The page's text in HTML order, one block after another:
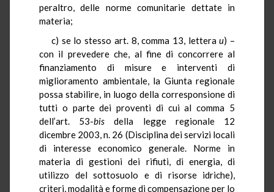
peraltro, delle norme comunitarie dettate in
materia;
c) se lo stesso art. 8, comma 13, letterau) –
con il prevedere che, al fine di concorrere al
finanziamento di misure e interventi di
miglioramento ambientale, la Giunta regionale
possa stabilire, in luogo della corresponsione di
tutti o parte dei proventi di cui al comma 5
dell’art. 53-bisdella legge regionale 12
dicembre 2003, n. 26 (Disciplina dei servizi locali
di interesse economico generale. Norme in
materia di gestioni dei rifiuti, di energia, di
utilizzo del sottosuolo e di risorse idriche),
criteri, modalità e forme di compensazione per lo